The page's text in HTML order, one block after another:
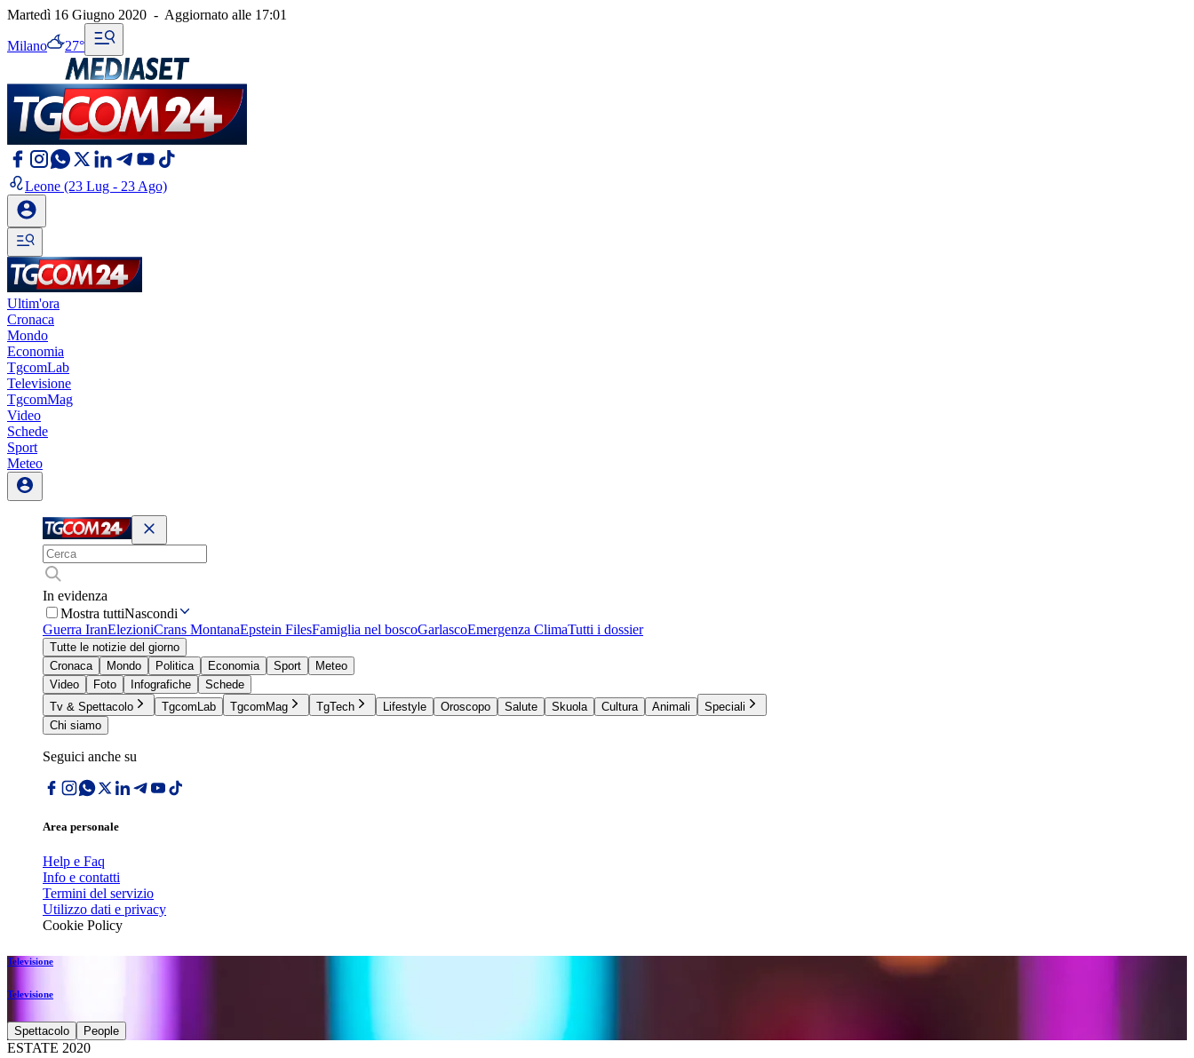
Martedì 16 Giugno 2020 - Aggiornato alle 17:01
Milano 27°
Leone (23 Lug - 23 Ago)
Ultim'ora
Cronaca
Mondo
Economia
TgcomLab
Televisione
TgcomMag
Video
Schede
Sport
Meteo
In evidenza
Mostra tuttiNascondi
Guerra IranElezioniCrans MontanaEpstein FilesFamiglia nel boscoGarlascoEmergenza ClimaTutti i dossier
Tutte le notizie del giorno
Cronaca
Mondo Politica Economia Sport
Meteo
Video
Foto Infografiche
Schede
Tv & Spettacolo
TgcomLab TgcomMag TgTech Lifestyle Oroscopo Salute Skuola Cultura Animali
Speciali
Chi siamo
Seguici anche su
Area personale
Help e Faq
Info e contatti
Termini del servizio
Utilizzo dati e privacy
Cookie Policy
Televisione
Televisione
Spettacolo People
ESTATE 2020